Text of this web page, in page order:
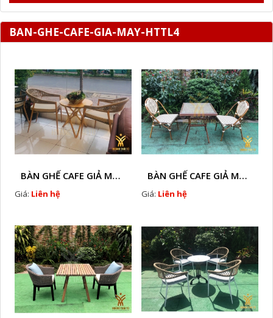
BAN-GHE-CAFE-GIA-MAY-HTTL4
BÀN GHẾ CAFE GIẢ MÂY HTT - L128A
Giá: Liên hệ
BÀN GHẾ CAFE GIẢ MÂY HTT - LS132
Giá: Liên hệ